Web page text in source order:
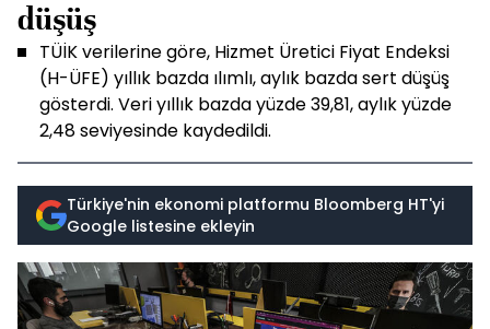
düşüş
TÜİK verilerine göre, Hizmet Üretici Fiyat Endeksi
(H-ÜFE) yıllık bazda ılımlı, aylık bazda sert düşüş
gösterdi. Veri yıllık bazda yüzde 39,81, aylık yüzde
2,48 seviyesinde kaydedildi.
Türkiye'nin ekonomi platformu Bloomberg HT'yi
Google listesine ekleyin